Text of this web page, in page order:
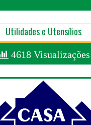
Utilidades e Utensílios
4618 Visualizações